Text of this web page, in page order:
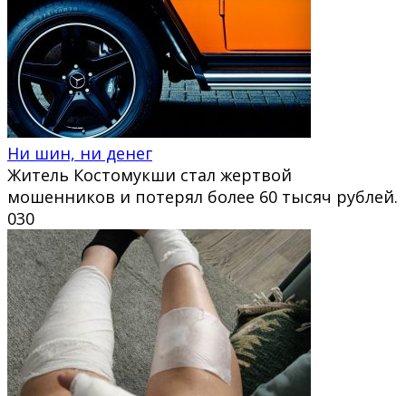
Ни шин, ни денег
Житель Костомукши стал жертвой
мошенников и потерял более 60 тысяч рублей.
030